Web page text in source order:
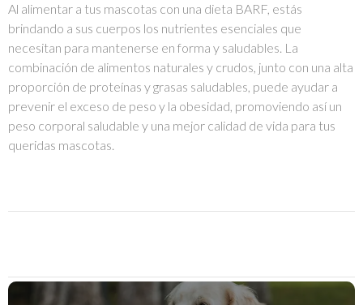
Al alimentar a tus mascotas con una dieta BARF, estás
brindando a sus cuerpos los nutrientes esenciales que
necesitan para mantenerse en forma y saludables. La
combinación de alimentos naturales y crudos, junto con una alta
proporción de proteínas y grasas saludables, puede ayudar a
prevenir el exceso de peso y la obesidad, promoviendo así un
peso corporal saludable y una mejor calidad de vida para tus
queridas mascotas.